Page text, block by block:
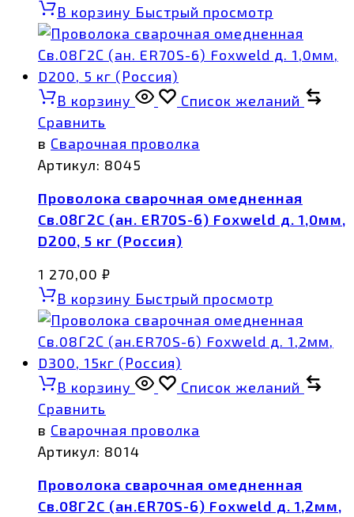
В корзину Быстрый просмотр
В корзину
Список желаний
Сравнить
в Сварочная проволка
Артикул: 8045
Проволока сварочная омедненная
Св.08Г2С (ан. ER70S-6) Foxweld д. 1,0мм,
D200, 5 кг (Россия)
1 270,00 ₽
В корзину Быстрый просмотр
В корзину
Список желаний
Сравнить
в Сварочная проволка
Артикул: 8014
Проволока сварочная омедненная
Св.08Г2С (ан.ER70S-6) Foxweld д. 1,2мм,